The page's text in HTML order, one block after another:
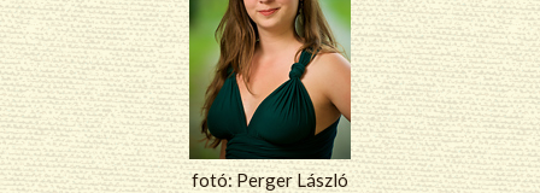
fotó: Perger László